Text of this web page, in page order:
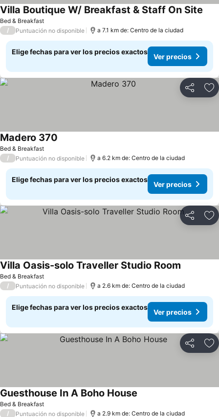
Bed & Breakfast
Villa Boutique W/ Breakfast & Staff On Site
/ Puntuación no disponible a 7.1 km de: Centro de la ciudad
Elige fechas para ver los precios exactos
Ver precios
Compartir
Bed & Breakfast
Madero 370
/ Puntuación no disponible a 6.2 km de: Centro de la ciudad
Elige fechas para ver los precios exactos
Ver precios
Compartir
Bed & Breakfast
Villa Oasis-solo Traveller Studio Room
/ Puntuación no disponible a 2.6 km de: Centro de la ciudad
Elige fechas para ver los precios exactos
Ver precios
Compartir
Bed & Breakfast
Guesthouse In A Boho House
/ Puntuación no disponible a 2.9 km de: Centro de la ciudad